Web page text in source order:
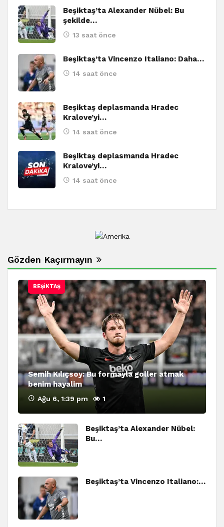
Beşiktaş’ta Alexander Nübel: Bu
şekilde…
13 saat önce
Beşiktaş’ta Vincenzo Italiano: Daha…
14 saat önce
Beşiktaş deplasmanda Hradec
Kralove’yi…
14 saat önce
Beşiktaş deplasmanda Hradec
Kralove’yi…
14 saat önce
Gözden Kaçırmayın
BEŞIKTAŞ
Semih Kılıçsoy: Bu formayla goller atmak
benim hayalim
Ağu 6, 1:39 pm 1
Beşiktaş’ta Alexander Nübel:
Bu…
Beşiktaş’ta Vincenzo Italiano:…